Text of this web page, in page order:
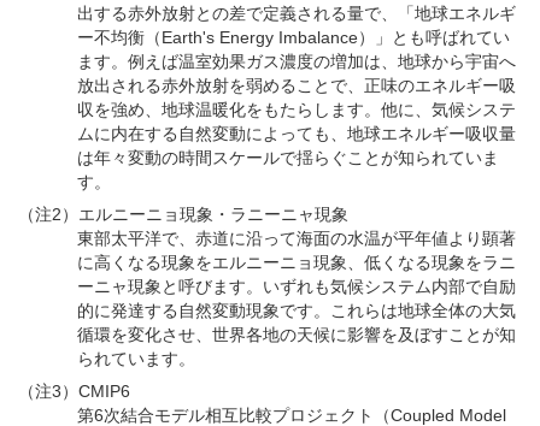
出する赤外放射との差で定義される量で、「地球エネルギ
ー不均衡（Earth's Energy Imbalance）」とも呼ばれてい
ます。例えば温室効果ガス濃度の増加は、地球から宇宙へ
放出される赤外放射を弱めることで、正味のエネルギー吸
収を強め、地球温暖化をもたらします。他に、気候システ
ムに内在する自然変動によっても、地球エネルギー吸収量
は年々変動の時間スケールで揺らぐことが知られていま
す。
（注2）エルニーニョ現象・ラニーニャ現象
東部太平洋で、赤道に沿って海面の水温が平年値より顕著
に高くなる現象をエルニーニョ現象、低くなる現象をラニ
ーニャ現象と呼びます。いずれも気候システム内部で自励
的に発達する自然変動現象です。これらは地球全体の大気
循環を変化させ、世界各地の天候に影響を及ぼすことが知
られています。
（注3）CMIP6
第6次結合モデル相互比較プロジェクト（Coupled Model